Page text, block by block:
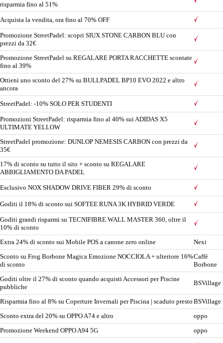
risparmia fino al 51%
Acquista la vendita, ora fino al 70% OFF
Promozione StreetPadel: scopri SIUX STONE CARBON BLU con
prezzi da 32€
Promozione StreetPadel su REGALARE PORTA RACCHETTE scontate
fino al 39%
Ottieni uno sconto del 27% su BULLPADEL BP10 EVO 2022 e altro
ancora
StreetPadel: -10% SOLO PER STUDENTI
Promozioni StreetPadel: risparmia fino al 40% sui ADIDAS X5
ULTIMATE YELLOW
StreetPadel promozione: DUNLOP NEMESIS CARBON con prezzi da
35€
17% di sconto su tutto il sito + sconto su REGALARE
ABBIGLIAMENTO DA PADEL
Esclusivo NOX SHADOW DRIVE FIBER 29% di sconto
Goditi il ​​18% di sconto sui SOFTEE RUNA 3K HYBRID VERDE
Goditi grandi risparmi su TECNIFIBRE WALL MASTER 360, oltre il
10% di sconto
Extra 24% di sconto sui Mobile POS a canone zero online
Nexi
Sconto su Frog Borbone Magica Emozione NOCCIOLA + ulteriore 16%
di sconto
Caffè
Borbone
Goditi oltre il 27% di sconto quando acquisti Accessori per Piscine
pubbliche
BSVillage
Risparmia fino al 8% su Coperture Invernali per Piscina | scaduto presto BSVillage
Sconto extra del 20% su OPPO A74 e altro
oppo
Promozione Weekend OPPO A94 5G
oppo